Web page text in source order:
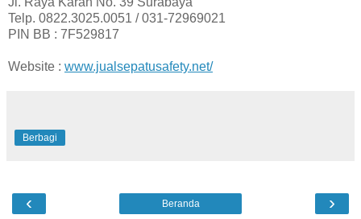
Telp. 0822.3025.0051 / 031-72969021
PIN BB : 7F529817
Website : www.jualsepatusafety.net/
Berbagi
‹ ›
Beranda